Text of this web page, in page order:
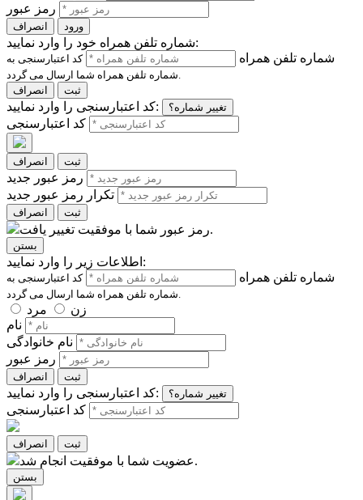
رمز عبور
انصراف ورود
شماره تلفن همراه خود را وارد نمایید:
شماره تلفن همراه
کد اعتبارسنجی به
شماره تلفن همراه شما ارسال می گردد.
انصراف
ثبت
کد اعتبارسنجی را وارد نمایید: تغییر شماره؟
کد اعتبارسنجی
انصراف ثبت
رمز عبور جدید
تکرار رمز عبور جدید
انصراف ثبت
رمز عبور شما با موفقیت تغییر یافت.
بستن
اطلاعات زیر را وارد نمایید:
شماره تلفن همراه
کد اعتبارسنجی به
شماره تلفن همراه شما ارسال می گردد.
زن
مرد
نام
نام خانوادگی
رمز عبور
انصراف ثبت
کد اعتبارسنجی را وارد نمایید: تغییر شماره؟
کد اعتبارسنجی
انصراف ثبت
عضویت شما با موفقیت انجام شد.
بستن